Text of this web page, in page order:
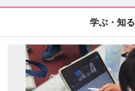
学ぶ・知る